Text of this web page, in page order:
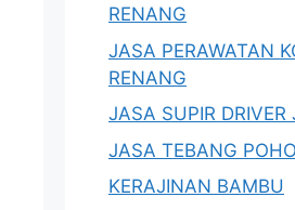
RENANG
JASA PERAWATAN
RENANG
JASA SUPIR DRIVER
JASA TEBANG
KERAJINAN BAMBU